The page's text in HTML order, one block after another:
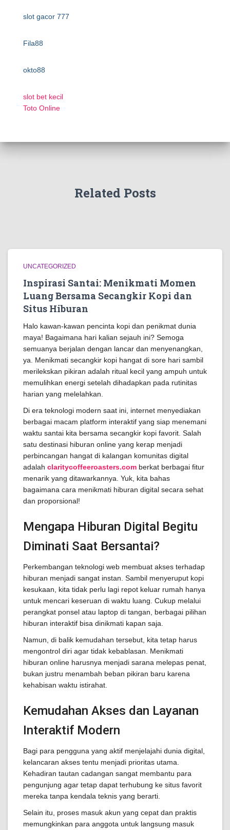
slot gacor 777
Fila88
okto88
slot bet kecil
Toto Online
Related Posts
UNCATEGORIZED
Inspirasi Santai: Menikmati Momen
Luang Bersama Secangkir Kopi dan
Situs Hiburan
Halo kawan-kawan pencinta kopi dan penikmat dunia
maya! Bagaimana hari kalian sejauh ini? Semoga
semuanya berjalan dengan lancar dan menyenangkan,
ya. Menikmati secangkir kopi hangat di sore hari sambil
merilekskan pikiran adalah ritual kecil yang ampuh untuk
memulihkan energi setelah dihadapkan pada rutinitas
harian yang melelahkan.
Di era teknologi modern saat ini, internet menyediakan
berbagai macam platform interaktif yang siap menemani
waktu santai kita bersama secangkir kopi favorit. Salah
satu destinasi hiburan online yang kerap menjadi
perbincangan hangat di kalangan komunitas digital
adalah claritycoffeeroasters.com berkat berbagai fitur
menarik yang ditawarkannya. Yuk, kita bahas
bagaimana cara menikmati hiburan digital secara sehat
dan proporsional!
Mengapa Hiburan Digital Begitu
Diminati Saat Bersantai?
Perkembangan teknologi web membuat akses terhadap
hiburan menjadi sangat instan. Sambil menyeruput kopi
kesukaan, kita tidak perlu lagi repot keluar rumah hanya
untuk mencari keseruan di waktu luang. Cukup melalui
perangkat ponsel atau laptop di tangan, berbagai pilihan
hiburan interaktif bisa dinikmati kapan saja.
Namun, di balik kemudahan tersebut, kita tetap harus
mengontrol diri agar tidak kebablasan. Menikmati
hiburan online harusnya menjadi sarana melepas penat,
bukan justru menambah beban pikiran baru karena
kehabisan waktu istirahat.
Kemudahan Akses dan Layanan
Interaktif Modern
Bagi para pengguna yang aktif menjelajahi dunia digital,
kelancaran akses tentu menjadi prioritas utama.
Kehadiran tautan cadangan sangat membantu para
pengunjung agar tetap dapat terhubung ke situs favorit
mereka tanpa kendala teknis yang berarti.
Selain itu, proses masuk akun yang cepat dan praktis
memungkinkan para anggota untuk langsung masuk